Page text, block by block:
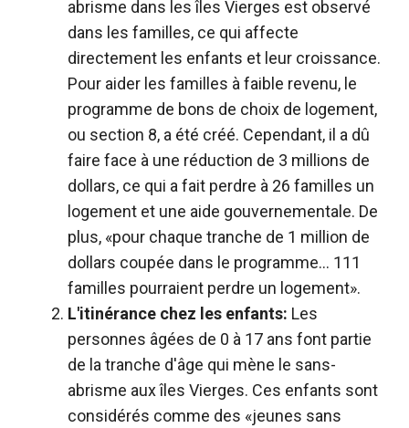
abrisme dans les îles Vierges est observé
dans les familles, ce qui affecte
directement les enfants et leur croissance.
Pour aider les familles à faible revenu, le
programme de bons de choix de logement,
ou section 8, a été créé. Cependant, il a dû
faire face à une réduction de 3 millions de
dollars, ce qui a fait perdre à 26 familles un
logement et une aide gouvernementale. De
plus, «pour chaque tranche de 1 million de
dollars coupée dans le programme… 111
familles pourraient perdre un logement».
L'itinérance chez les enfants: Les
personnes âgées de 0 à 17 ans font partie
de la tranche d'âge qui mène le sans-
abrisme aux îles Vierges. Ces enfants sont
considérés comme des «jeunes sans